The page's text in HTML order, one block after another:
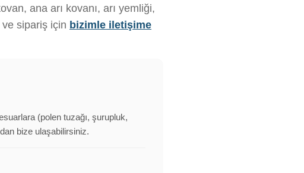
ana arı kovanı, arı yemliği,
ve sipariş için bizimle iletişime
(polen tuzağı, şurupluk,
bize ulaşabilirsiniz.